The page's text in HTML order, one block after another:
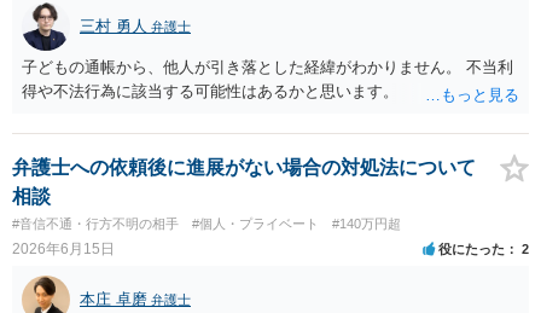
三村 勇人 弁護士
子どもの通帳から、他人が引き落とした経緯がわかりません。 不当利
得や不法行為に該当する可能性はあるかと思います。
弁護士への依頼後に進展がない場合の対処法について
相談
#音信不通・行方不明の相手 #個人・プライベート #140万円超
2026年6月15日 役にたった 2
本庄 卓磨 弁護士